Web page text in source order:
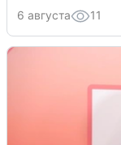
6 августа 11